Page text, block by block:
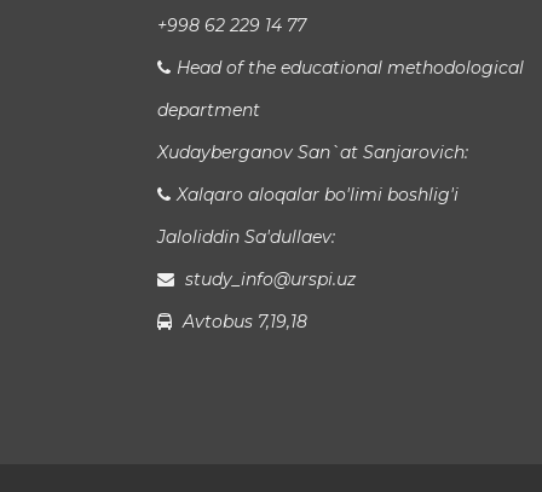
+998 62 229 14 77
Head of the educational methodological
department
Xudayberganov San`at Sanjarovich:
Xalqaro aloqalar bo'limi boshlig'i
Jaloliddin Sa'dullaev:
study_info@urspi.uz
Avtobus 7,19,18